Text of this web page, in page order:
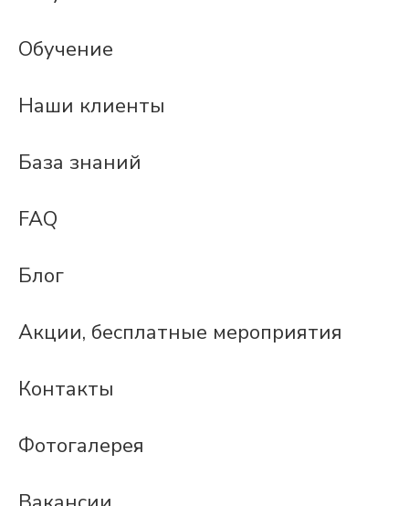
Обучение
Наши клиенты
База знаний
FAQ
Блог
Акции, бесплатные мероприятия
Контакты
Фотогалерея